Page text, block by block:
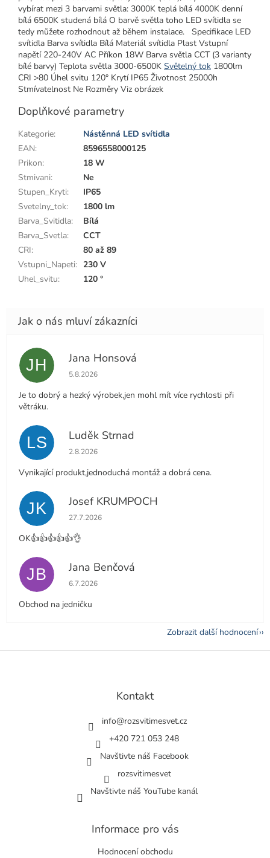
vybírat mezi 3 barvami světla: 3000K teplá bílá 4000K denní
bílá 6500K studená bílá O barvě světla toho LED svítidla se
tedy můžete rozhodnout až během instalace. Specifikace LED
svítidla Barva svítidla Bílá Materiál svítidla Plast Vstupní
napětí 220-240V AC Příkon 18W Barva světla CCT (3 varianty
bílé barvy) Teplota světla 3000-6500K Světelný tok 1800lm
CRI >80 Úhel svitu 120° Krytí IP65 Životnost 25000h
Stmívatelnost Ne Rozměry Viz obrázek
Doplňkové parametry
Kategorie:
Nástěnná LED svítidla
EAN:
8596558000125
Prikon:
18 W
Stmivani:
Ne
Stupen_Kryti:
IP65
Svetelny_tok:
1800 lm
Barva_Svitidla:
Bílá
Barva_Svetla:
CCT
CRI:
80 až 89
Vstupni_Napeti: 230 V
Uhel_svitu: 120 °
JH Jana Honsová
Hodnocení obchodu je 5 z 5 hvězdiček.
5.8.2026
Je to dobrý a hezký výrobek,jen mohl mít více rychlosti při
větráku.
LS Luděk Strnad
Hodnocení obchodu je 5 z 5 hvězdiček.
2.8.2026
Vynikající produkt,jednoduchá montáž a dobrá cena.
JK Josef KRUMPOCH
Hodnocení obchodu je 5 z 5 hvězdiček.
27.7.2026
OK👍👍👍👍👍👌
JB Jana Benčová
Hodnocení obchodu je 5 z 5 hvězdiček.
6.7.2026
Obchod na jedničku
Zobrazit další hodnocení
Z
Kontakt
info@rozsvitimesvet.cz
+420 721 053 248
Navštivte náš Facebook
rozsvitimesvet
Navštivte náš YouTube kanál
Informace pro vás
Hodnocení obchodu